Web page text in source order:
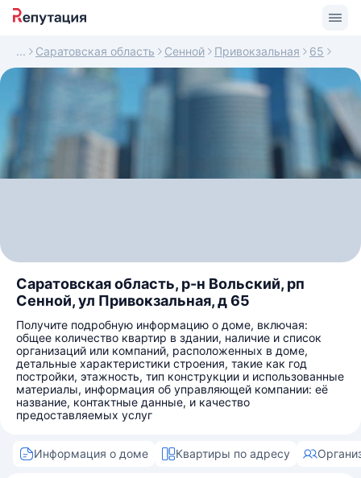
Саратовская область Сенной Привокзальная 65
Саратовская область, р-н Вольский, рп
Сенной, ул Привокзальная, д 65
Получите подробную информацию о доме, включая:
общее количество квартир в здании, наличие и список
организаций или компаний, расположенных в доме,
детальные характеристики строения, такие как год
постройки, этажность, тип конструкции и использованные
материалы, информация об управляющей компании: её
название, контактные данные, и качество
предоставляемых услуг
Информация о доме Квартиры по адресу